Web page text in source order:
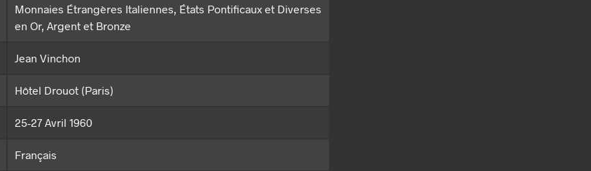
Monnaies Étrangères Italiennes, États Pontificaux et Diverses
en Or, Argent et Bronze
Jean Vinchon
Hôtel Drouot (Paris)
25-27 Avril 1960
Français